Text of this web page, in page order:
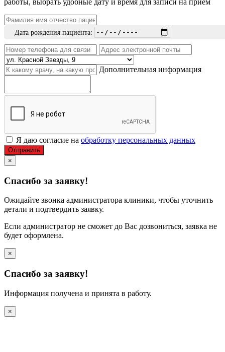
Дата рождения пациента:
Дополнительная информация
Я даю согласие на обработку персональных данных
Отправить
×
Спасибо за заявку!
Ожидайте звонка администратора клиники, чтобы уточнить
детали и подтвердить заявку.
Если администратор не сможет до Вас дозвониться, заявка не
будет оформлена.
×
Спасибо за заявку!
Информация получена и принята в работу.
×